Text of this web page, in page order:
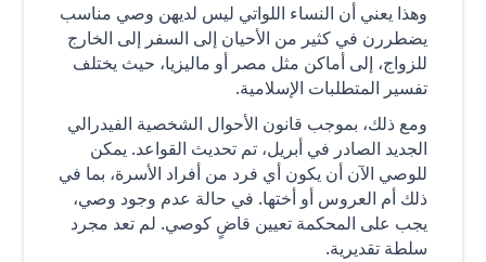
وهذا يعني أن النساء اللواتي ليس لديهن وصي مناسب
يضطررن في كثير من الأحيان إلى السفر إلى الخارج
للزواج، إلى أماكن مثل مصر أو ماليزيا، حيث يختلف
تفسير المتطلبات الإسلامية.
ومع ذلك، بموجب قانون الأحوال الشخصية الفيدرالي
الجديد الصادر في أبريل، تم تحديث القواعد. يمكن
للوصي الآن أن يكون أي فرد من أفراد الأسرة، بما في
ذلك أم العروس أو أختها. في حالة عدم وجود وصي،
يجب على المحكمة تعيين قاضٍ كوصي. لم تعد مجرد
سلطة تقديرية.